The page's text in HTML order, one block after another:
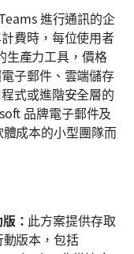
進行通訊的企
費時，每位使用者
生產力工具，價格
子郵件、雲端儲存
式或進階安全層的
品牌電子郵件及
成本的小型團隊而
： 此方案提供存取
版本，包括